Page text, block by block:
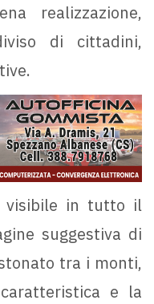
realizzazione,
di cittadini,
visibile in tutto il
suggestiva di
tra i monti,
e la